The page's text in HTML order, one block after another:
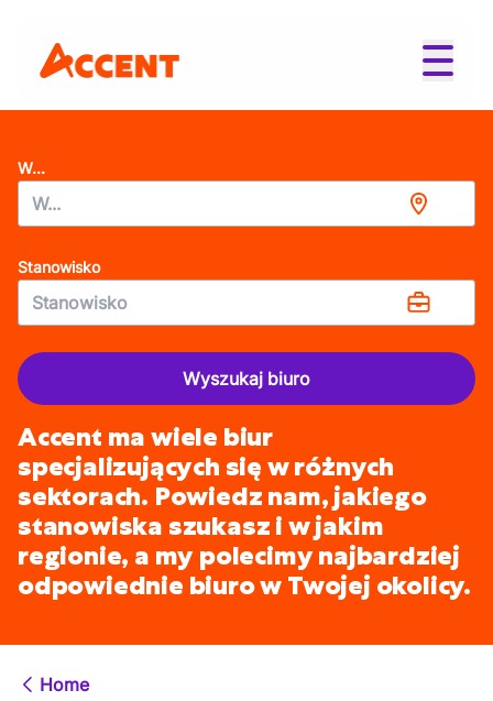
W...
Stanowisko
Wyszukaj biuro
Accent ma wiele biur
specjalizujących się w różnych
sektorach. Powiedz nam, jakiego
stanowiska szukasz i w jakim
regionie, a my polecimy najbardziej
odpowiednie biuro w Twojej okolicy.
Home